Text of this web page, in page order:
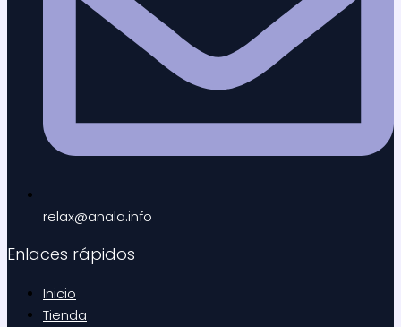
relax@anala.info
Enlaces rápidos
Inicio
Tienda